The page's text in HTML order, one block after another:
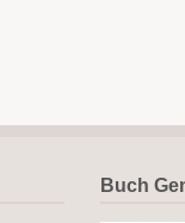
Buch